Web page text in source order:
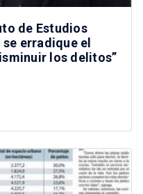
de Estudios
erradique el
los delitos”